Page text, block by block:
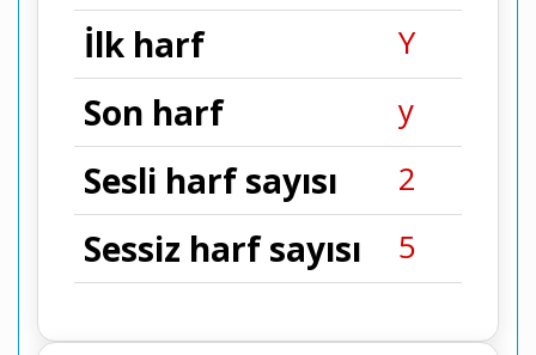
İlk harf Y
Son harf y
Sesli harf sayısı 2
Sessiz harf sayısı 5